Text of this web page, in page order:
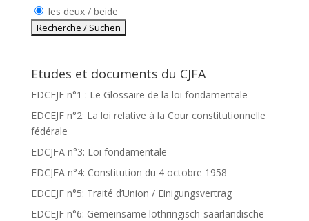
les deux / beide
Etudes et documents du CJFA
EDCEJF n°1 : Le Glossaire de la loi fondamentale
EDCEJF n°2: La loi relative à la Cour constitutionnelle
fédérale
EDCJFA n°3: Loi fondamentale
EDCJFA n°4: Constitution du 4 octobre 1958
EDCEJF n°5: Traité d’Union / Einigungsvertrag
EDCEJF n°6: Gemeinsame lothringisch-saarländische